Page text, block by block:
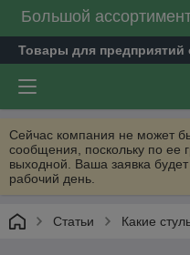
Большой
Товары для предприятий
Сейчас компания не может
сообщения, поскольку по ее
выходной. Ваша заявка
рабочий день.
Статьи Какие